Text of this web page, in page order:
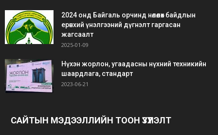
2024 онд Байгаль орчинд нөлөөлөх байдлын
ерөнхий үнэлгээний дүгнэлт гаргасан
жагсаалт
2025-01-09
Нүхэн жорлон, угаадасны нүхний техникийн
шаардлага, стандарт
2023-06-21
САЙТЫН МЭДЭЭЛЛИЙН ТООН ҮЗҮҮЛЭЛТ